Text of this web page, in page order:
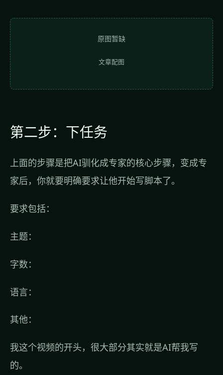
原图暂缺
文章配图
第二步：下任务
上面的步骤是把AI驯化成专家的核心步骤，变成专
家后，你就要明确要求让他开始写脚本了。
要求包括：
主题：
字数：
语言：
其他：
我这个视频的开头，很大部分其实就是AI帮我写
的。